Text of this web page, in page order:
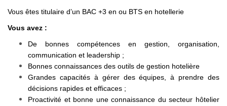
Vous êtes titulaire d’un BAC +3 en ou BTS en hotellerie
Vous avez :
De bonnes compétences en gestion, organisation,
communication et leadership ;
Bonnes connaissances des outils de gestion hotelière
Grandes capacités à gérer des équipes, à prendre des
décisions rapides et efficaces ;
Proactivité et bonne une connaissance du secteur hôtelier